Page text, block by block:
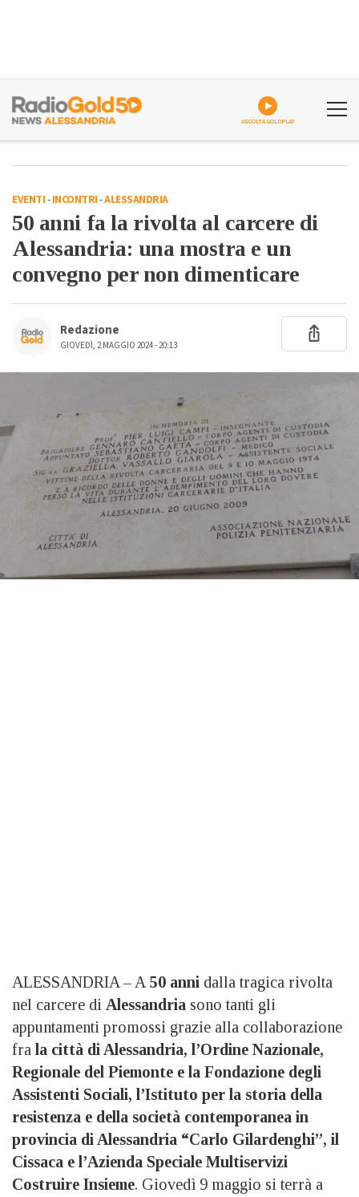
ASCOLTA GOLDPLAY
EVENTI-INCONTRI-ALESSANDRIA
50 anni fa la rivolta al carcere di
Alessandria: una mostra e un
convegno per non dimenticare
Redazione
GIOVEDÌ, 2 MAGGIO 2024 - 20:13
ALESSANDRIA – A50 anni dalla tragica rivolta
nel carcere di Alessandria sono tanti gli
appuntamenti promossi grazie alla collaborazione
fra la città di Alessandria, l’Ordine Nazionale,
Regionale del Piemonte e la Fondazione degli
Assistenti Sociali, l’Istituto per la storia della
resistenza e della società contemporanea in
provincia di Alessandria “Carlo Gilardenghi”, il
Cissaca e l’Azienda Speciale Multiservizi
Costruire Insieme. Giovedì 9 maggio si terrà a